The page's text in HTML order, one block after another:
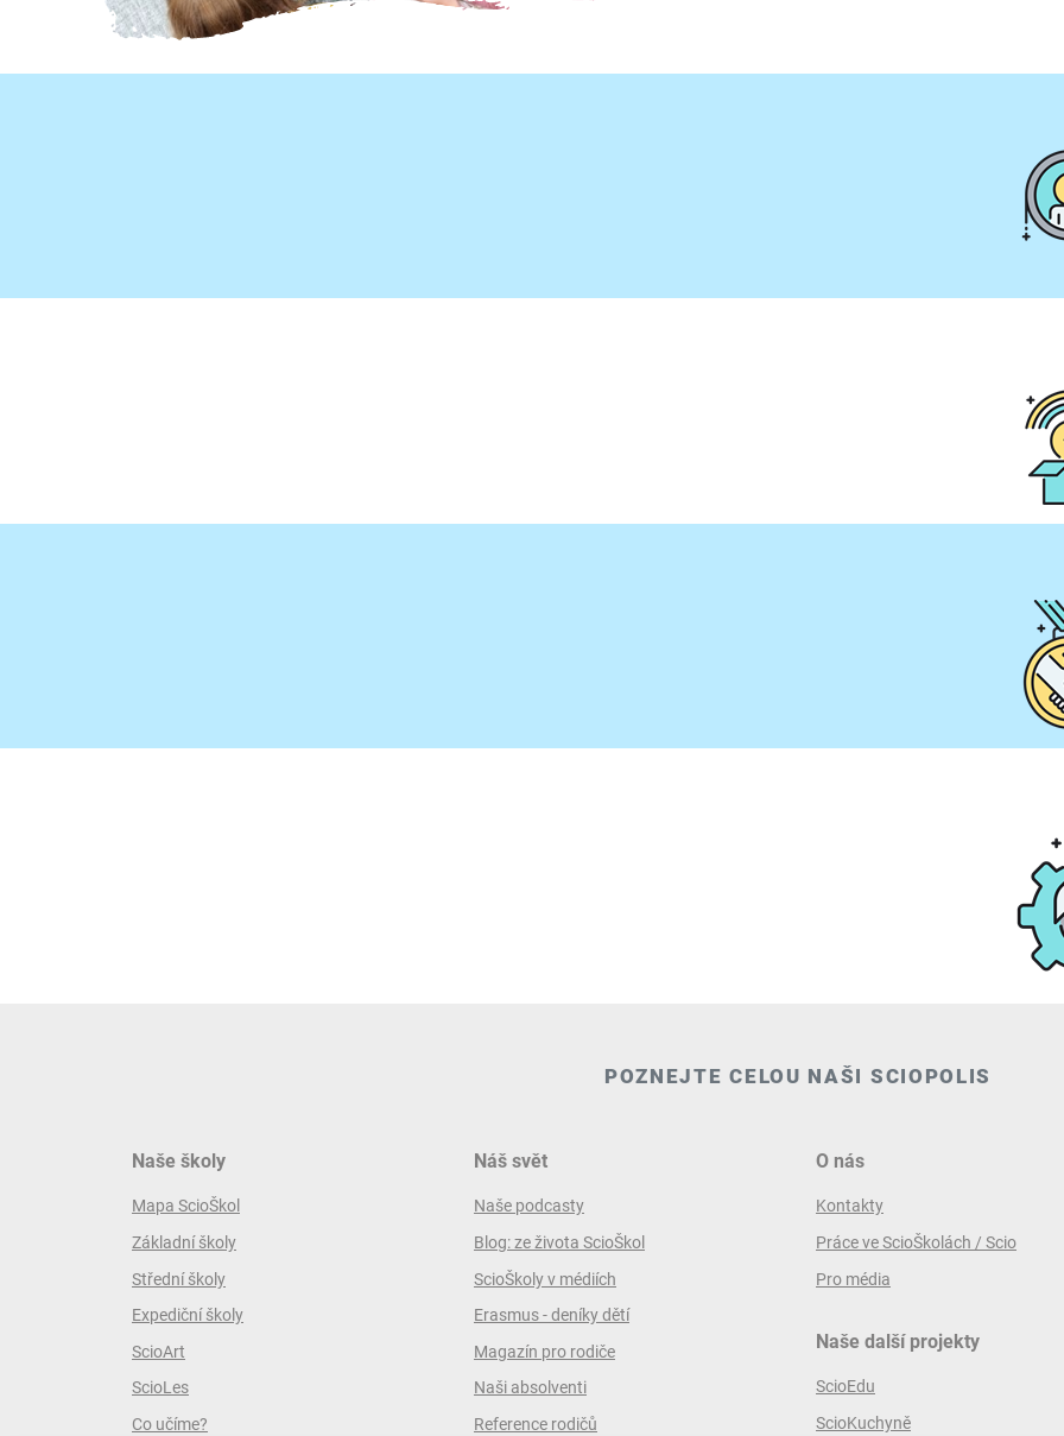
POZNEJTE CELOU NAŠI SCIOPOLIS
Naše školy
Mapa ScioŠkol
Základní školy
Střední školy
Expediční školy
ScioArt
ScioLes
Co učíme?
Náš svět
Naše podcasty
Blog: ze života ScioŠkol
ScioŠkoly v médiích
Erasmus - deníky dětí
Magazín pro rodiče
Naši absolventi
Reference rodičů
O nás
Kontakty
Práce ve ScioŠkolách / Scio
Pro média
Naše další projekty
ScioEdu
ScioKuchyně